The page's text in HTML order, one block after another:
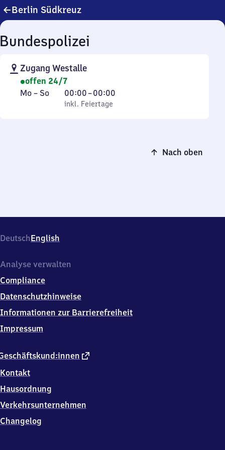
Berlin Südkreuz
Zugang Westalle
offen 24/7
Montag
Mo – So,
inkl. Feiertage
00:00–00:00
Von
0
inkl. Feiertage
Nach oben
DeutschEnglish
externer
Kontakt
Hausordnung
Verkehrsunternehmen
Changelog
Analyse verwalten
Compliance
Datenschutzhinweise
Informationen zur Barrierefreiheit
Impressum